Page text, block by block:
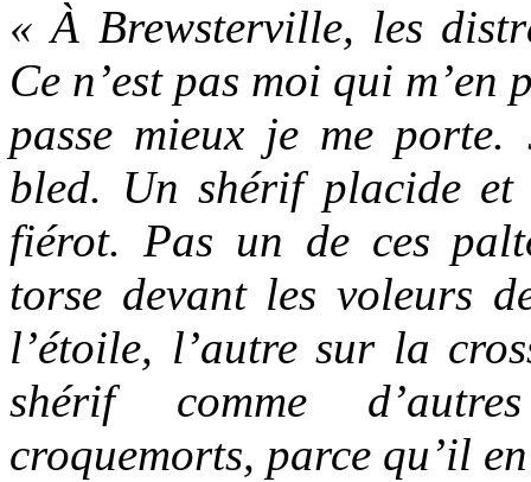
« À Brewsterville, les
Ce n’est pas moi qui
passe mieux je me
bled. Un shérif placide
fiérot. Pas un de ces
torse devant les voleurs
l’étoile, l’autre sur la
shérif comme
croquemorts, parce qu’il